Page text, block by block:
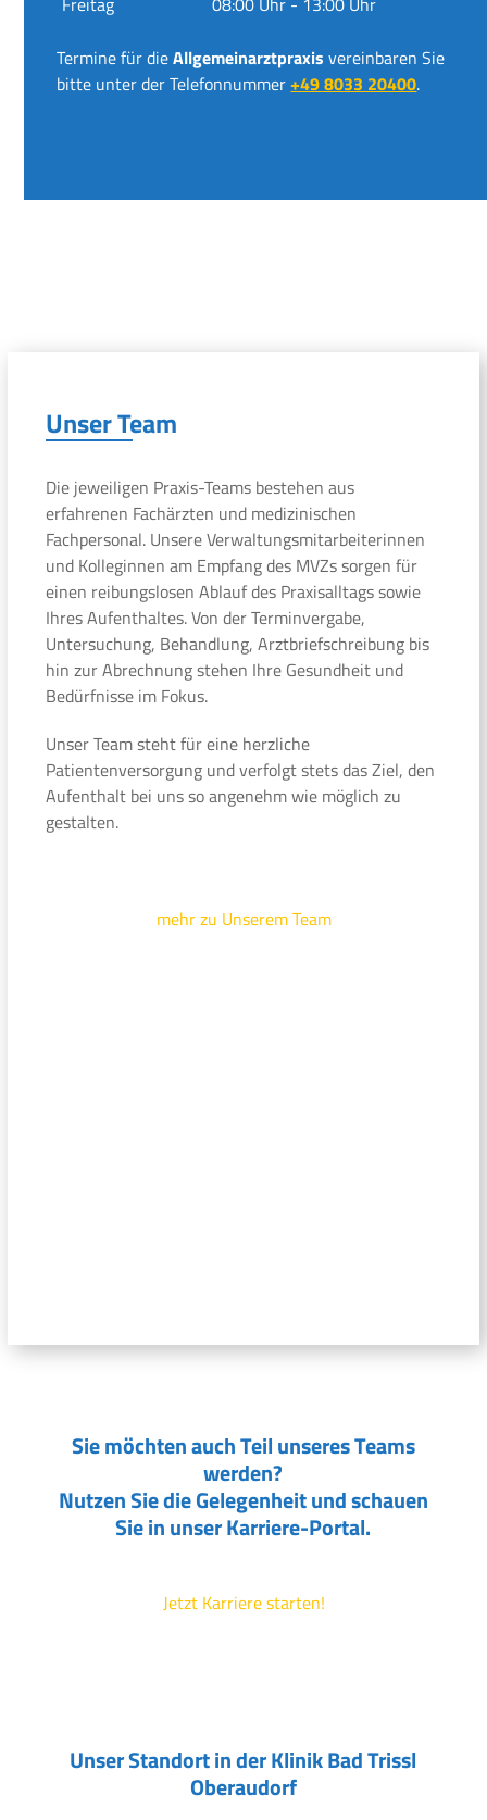
Termine für dieAllgemeinarztpraxis vereinbaren Sie
bitte unter der Telefonnummer+49 8033 20400.
Unser Team
Die jeweiligen Praxis-Teams bestehen aus
erfahrenen Fachärzten und medizinischen
Fachpersonal. Unsere Verwaltungsmitarbeiterinnen
und Kolleginnen am Empfang des MVZs sorgen für
einen reibungslosen Ablauf des Praxisalltags sowie
Ihres Aufenthaltes. Von der Terminvergabe,
Untersuchung, Behandlung, Arztbriefschreibung bis
hin zur Abrechnung stehen Ihre Gesundheit und
Bedürfnisse im Fokus.
Unser Team steht für eine herzliche
Patientenversorgung und verfolgt stets das Ziel, den
Aufenthalt bei uns so angenehm wie möglich zu
gestalten.
mehr zu Unserem Team
Sie möchten auch Teil unseres Teams
werden?
Nutzen Sie die Gelegenheit und schauen
Sie in unser Karriere-Portal.
Jetzt Karriere starten!
Unser Standort in der Klinik Bad Trissl
Oberaudorf